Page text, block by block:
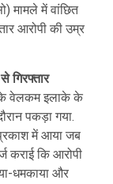
मामले में वांछित
आरोपी की उम्र
गिरफ्तार
के वेलकम इलाके के
पकड़ा गया.
में आया जब
कराई कि आरोपी
धमकाया और